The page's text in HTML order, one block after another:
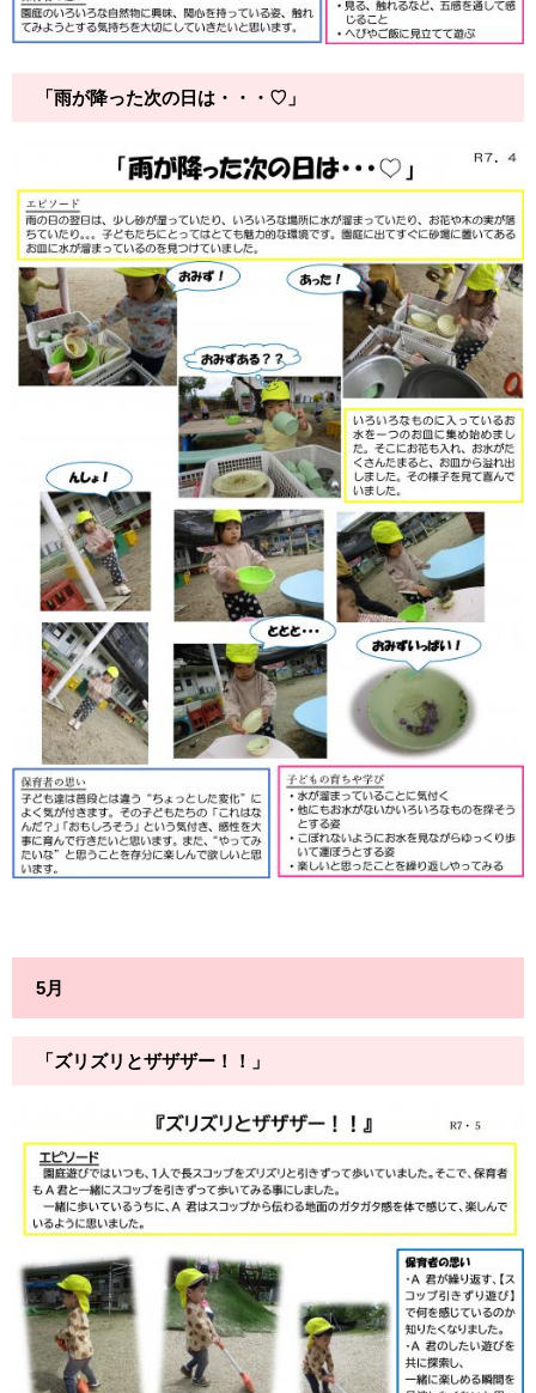
「雨が降った次の日は・・・♡」
5月
「ズリズリとザザザー！！」